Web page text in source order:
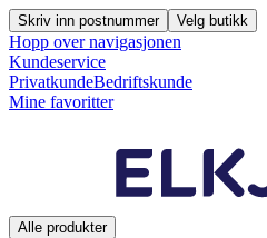
Skriv inn postnummer Velg butikk
Hopp over navigasjonen
Kundeservice
PrivatkundeBedriftskunde
Mine favoritter
Alle produkter